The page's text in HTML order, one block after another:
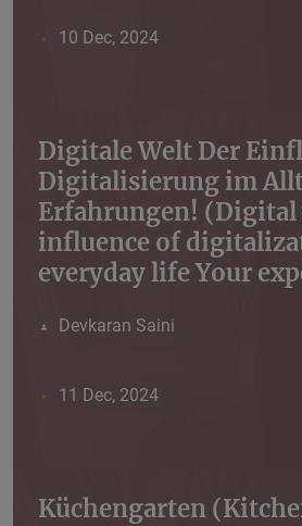
10 Dec, 2024
Digitale Welt Der
Digitalisierung im
Erfahrungen! (Digital
influence of
everyday life Your
Devkaran Saini
11 Dec, 2024
Küchengarten